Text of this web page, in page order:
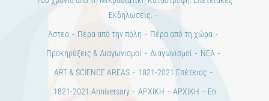
Πέρα από την πόλη
Πέρα από τη χώρα
Προκηρύξεις & Διαγωνισμοί
Διαγωνισμοί
ΝΕΑ
ART & SCIENCE AREAS
1821-2021 Επέτειος
1821-2021 Anniversary
ΑΡΧΙΚΗ ΑΡΧΙΚΗ – En
ΟΡΟΙ ΧΡΗΣΗΣ–ΠΟΛΙΤΙΚΗ ΑΠΟΡΡΗΤΟΥ